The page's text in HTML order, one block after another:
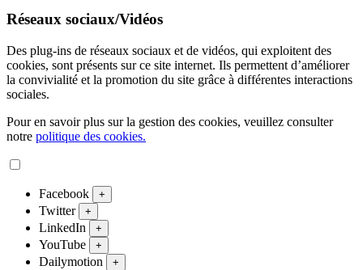
Réseaux sociaux/Vidéos
Des plug-ins de réseaux sociaux et de vidéos, qui exploitent des
cookies, sont présents sur ce site internet. Ils permettent d’améliorer
la convivialité et la promotion du site grâce à différentes interactions
sociales.
Pour en savoir plus sur la gestion des cookies, veuillez consulter
notre politique des cookies.
Facebook +
Twitter +
LinkedIn +
YouTube +
Dailymotion +